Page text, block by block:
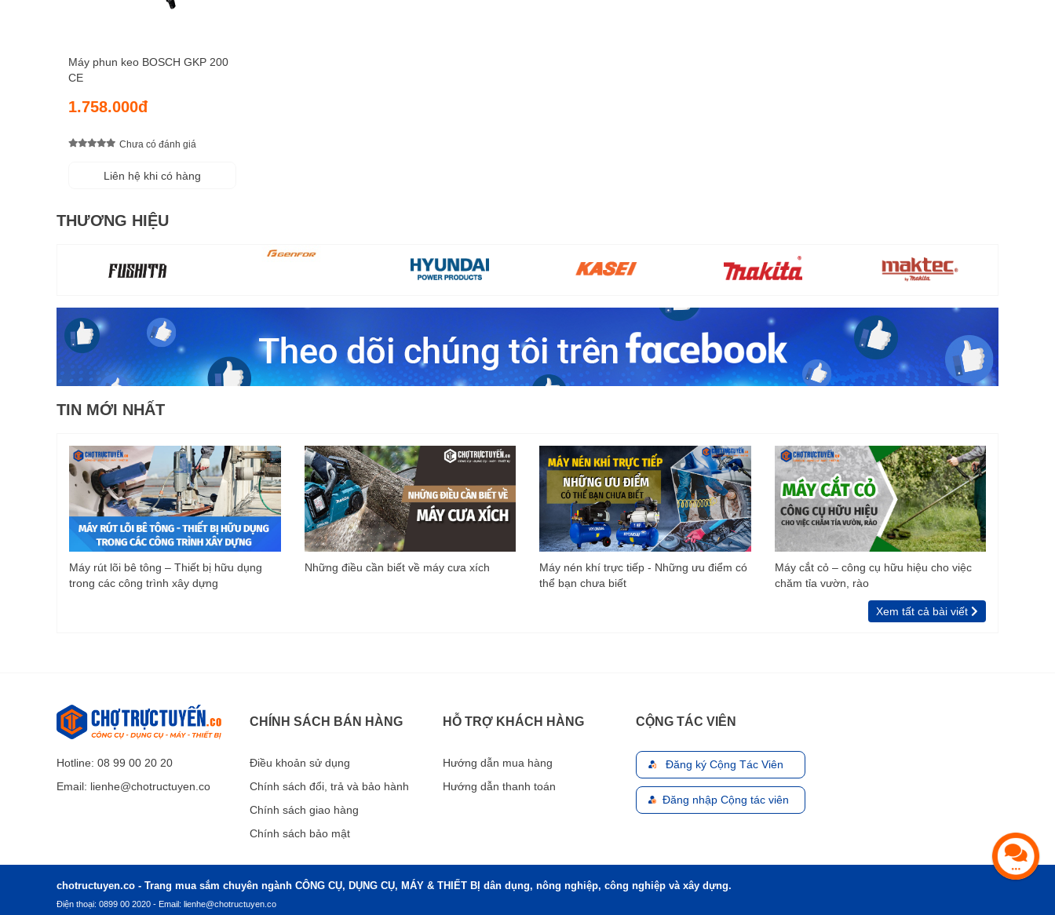
Máy phun keo BOSCH GKP 200
CE
1.758.000đ
Chưa có đánh giá
Liên hệ khi có hàng
THƯƠNG HIỆU
TIN MỚI NHẤT
Máy rút lõi bê tông – Thiết bị hữu dụng
trong các công trình xây dựng
Những điều cần biết về máy cưa xích
Máy nén khí trực tiếp - Những ưu điểm có
thể bạn chưa biết
Máy cắt cỏ – công cụ hữu hiệu cho việc
chăm tỉa vườn, rào
Xem tất cả bài viết
Hotline: 08 99 00 20 20
Email: lienhe@chotructuyen.co
CHÍNH SÁCH BÁN HÀNG
Điều khoản sử dụng
Chính sách đổi, trả và bảo hành
Chính sách giao hàng
Chính sách bảo mật
HỖ TRỢ KHÁCH HÀNG
Hướng dẫn mua hàng
Hướng dẫn thanh toán
CỘNG TÁC VIÊN
Đăng ký Cộng Tác Viên
Đăng nhập Cộng tác viên
chotructuyen.co - Trang mua sắm chuyên ngành CÔNG CỤ, DỤNG CỤ, MÁY & THIẾT BỊ dân dụng, nông nghiệp, công nghiệp và xây dựng.
Điện thoại: 0899 00 2020 - Email: lienhe@chotructuyen.co